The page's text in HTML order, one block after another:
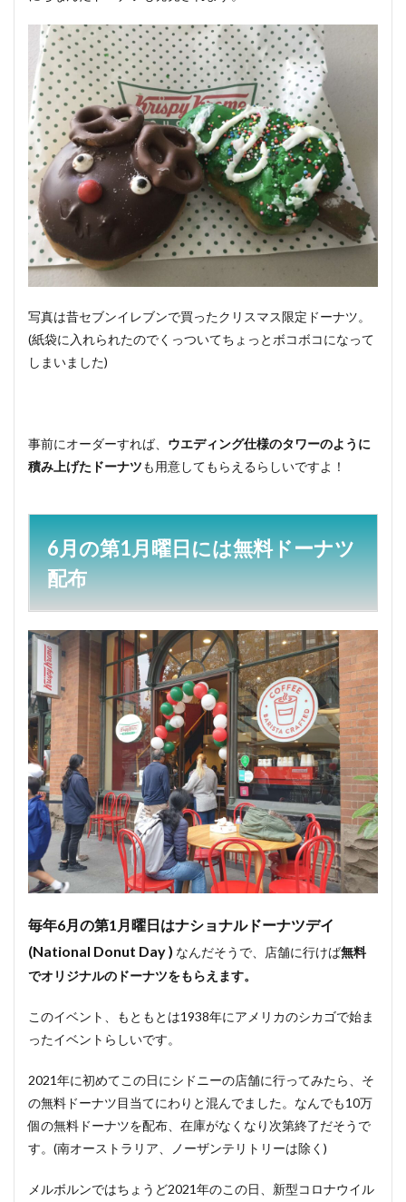
写真は昔セブンイレブンで買ったクリスマス限定ドーナツ。
(紙袋に入れられたのでくっついてちょっとボコボコになって
しまいました)
事前にオーダーすれば、 ウエディング仕様のタワーのように
積み上げたドーナツも用意してもらえるらしいですよ！
6月の第1月曜日には無料ドーナツ
配布
毎年6月の第1月曜日はナショナルドーナツデイ
(National Donut Day ) なんだそうで、店舗に行けば無料
でオリジナルのドーナツをもらえます。
このイベント、もともとは1938年にアメリカのシカゴで始ま
ったイベントらしいです。
2021年に初めてこの日にシドニーの店舗に行ってみたら、そ
の無料ドーナツ目当てにわりと混んでました。なんでも10万
個の無料ドーナツを配布、在庫がなくなり次第終了だそうで
す。(南オーストラリア、ノーザンテリトリーは除く)
メルボルンではちょうど2021年のこの日、新型コロナウイル